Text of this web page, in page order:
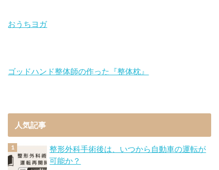
おうちヨガ
ゴッドハンド整体師の作った『整体枕』
人気記事
整形外科手術後は、いつから自動車の運転が
可能か？